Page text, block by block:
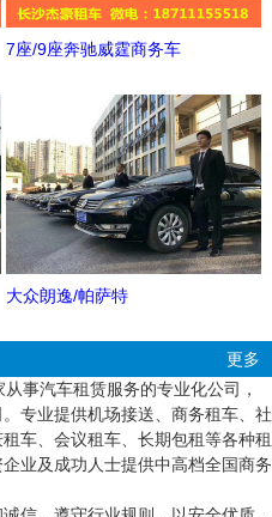
7座/9座奔驰威霆商务车
大众朗逸/帕萨特
更多
从事汽车租赁服务的专业化公司，
专业提供机场接送、商务租车、社
车、会议租车、长期包租等各种租
业及成功人士提供中高档全国商务